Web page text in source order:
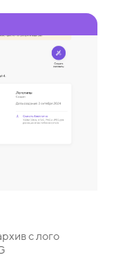
с лого